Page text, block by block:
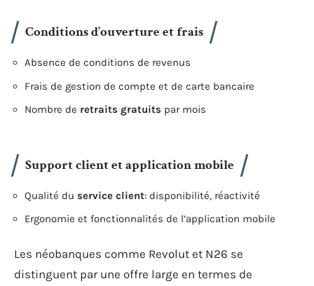
Conditions d’ouverture et frais
Absence de conditions de revenus
Frais de gestion de compte et de carte bancaire
Nombre de retraits gratuits par mois
Support client et application mobile
Qualité du service client: disponibilité, réactivité
Ergonomie et fonctionnalités de l’application mobile
Les néobanques comme Revolut et N26 se
distinguent par une offre large en termes de